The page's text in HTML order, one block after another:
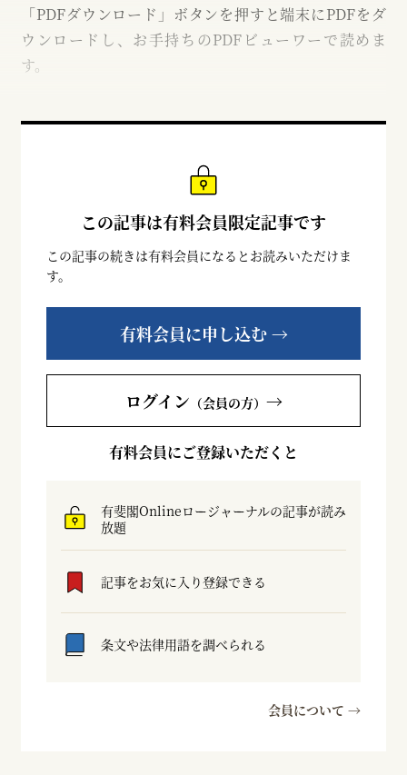
「PDFダウンロード」ボタンを押すと端末にPDFをダ
ウンロードし、お手持ちのPDFビューワーで読めま
す。
この記事は有料会員限定記事です
この記事の続きは有料会員になるとお読みいただけま
す。
有料会員に申し込む →
ログイン （会員の方） →
有料会員にご登録いただくと
有斐閣Onlineロージャーナルの記事が読み
放題
記事をお気に入り登録できる
条文や法律用語を調べられる
会員について →